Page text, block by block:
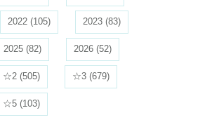
2022 (105) 2023 (83)
2025 (82) 2026 (52)
☆2 (505) ☆3 (679)
☆5 (103)